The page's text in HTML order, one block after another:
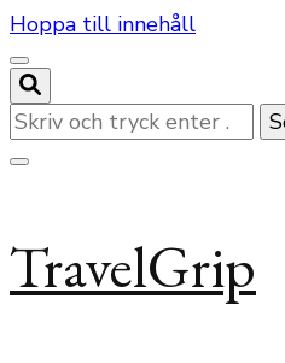
Hoppa till innehåll
Letar
du
efter
TravelGrip